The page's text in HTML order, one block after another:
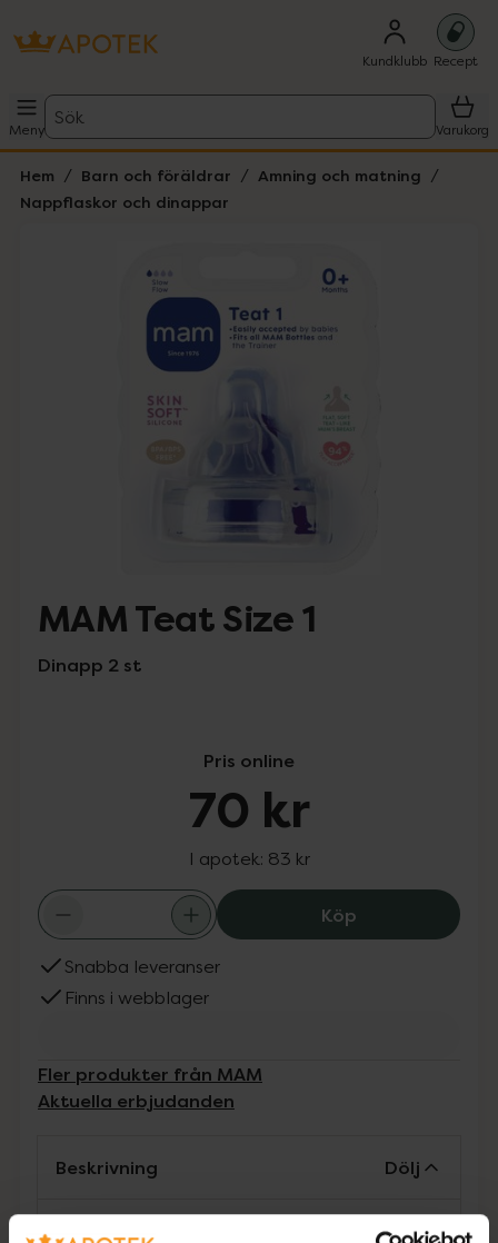
Kundklubb Recept
Meny
Sök
Varukorg
Hem Barn och föräldrar
Amning och matning
Nappflaskor och dinappar
Lista: . Innehåller 1 objekt.
MAM Teat Size 1
Dinapp 2 st
Pris online
70 kr
I apotek: 83 kr
KöpMAM Teat Size
Snabba leveranser
Finns i webblager
Fler produkter från MAM
Aktuella erbjudanden
Beskrivning Dölj
Dinapp med silkeslen silikon, MAM SkinSoft,